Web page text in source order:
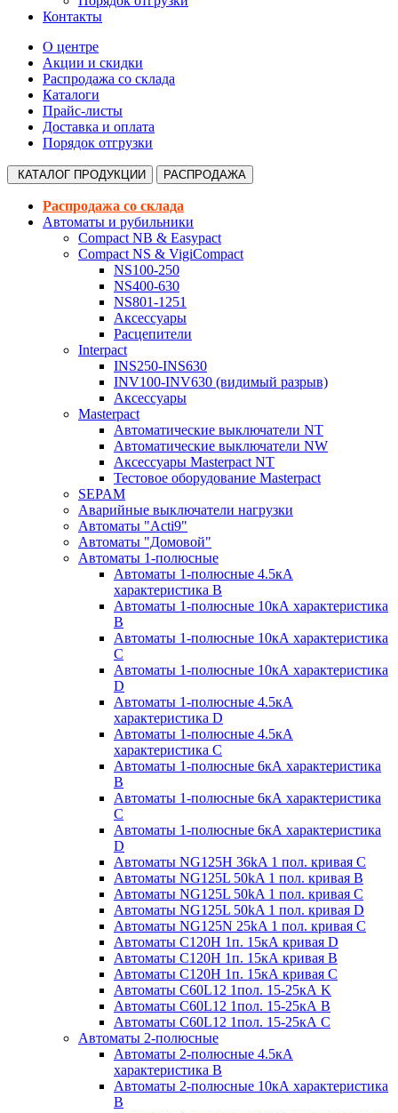
Контакты
О центре
Акции и скидки
Распродажа со склада
Каталоги
Прайс-листы
Доставка и оплата
Порядок отгрузки
КАТАЛОГ ПРОДУКЦИИ РАСПРОДАЖА
Распродажа со склада
Автоматы и рубильники
Compact NB & Easypact
Compact NS & VigiCompact
NS100-250
NS400-630
NS801-1251
Аксессуары
Расцепители
Interpact
INS250-INS630
INV100-INV630 (видимый разрыв)
Аксессуары
Masterpact
Автоматические выключатели NT
Автоматические выключатели NW
Аксессуары Masterpact NT
Тестовое оборудование Masterpact
SEPAM
Аварийные выключатели нагрузки
Автоматы "Acti9"
Автоматы "Домовой"
Автоматы 1-полюсные
Автоматы 1-полюсные 4.5кА
характеристика В
Автоматы 1-полюсные 10кА характеристика
B
Автоматы 1-полюсные 10кА характеристика
C
Автоматы 1-полюсные 10кА характеристика
D
Автоматы 1-полюсные 4.5кА
характеристика D
Автоматы 1-полюсные 4.5кА
характеристика С
Автоматы 1-полюсные 6кА характеристика
B
Автоматы 1-полюсные 6кА характеристика
C
Автоматы 1-полюсные 6кА характеристика
D
Автоматы NG125H 36kA 1 пол. кривая C
Автоматы NG125L 50kA 1 пол. кривая B
Автоматы NG125L 50kA 1 пол. кривая C
Автоматы NG125L 50kA 1 пол. кривая D
Автоматы NG125N 25kA 1 пол. кривая C
Автоматы С120H 1п. 15кА кривая D
Автоматы С120H 1п. 15кА кривая В
Автоматы С120H 1п. 15кА кривая С
Автоматы С60L12 1пол. 15-25кА K
Автоматы С60L12 1пол. 15-25кА В
Автоматы С60L12 1пол. 15-25кА С
Автоматы 2-полюсные
Автоматы 2-полюсные 4.5кА
характеристика В
Автоматы 2-полюсные 10кА характеристика
B